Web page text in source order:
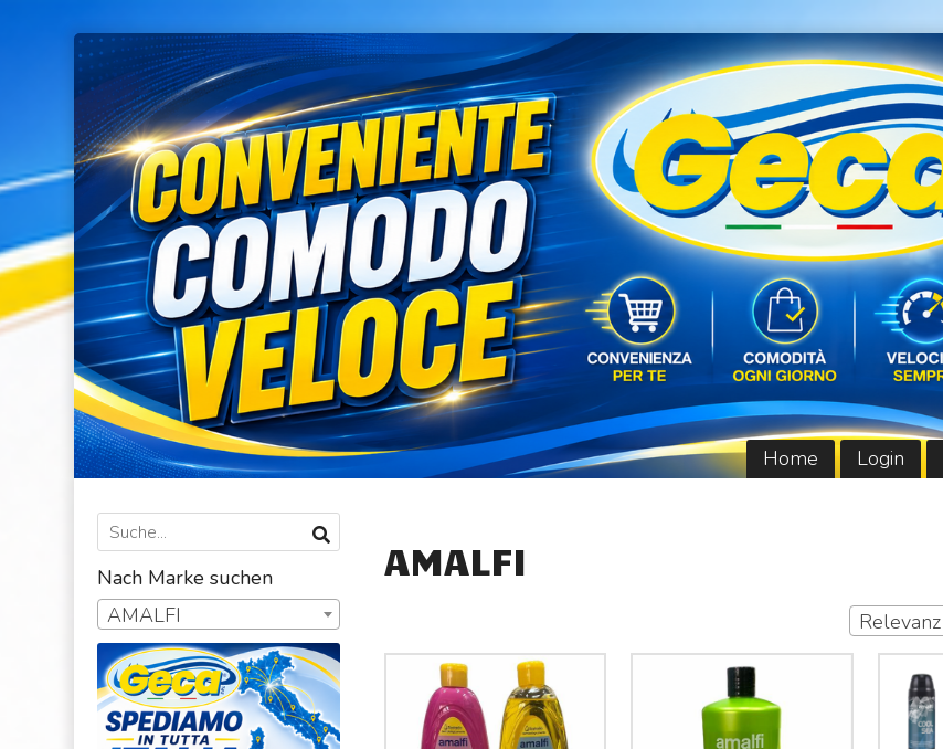
Home Login
AMALFI
Relevanz
Nach Marke suchen
AMALFI